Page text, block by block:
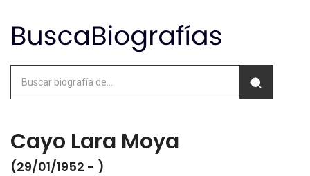
Cayo Lara Moya
(29/01/1952 - )